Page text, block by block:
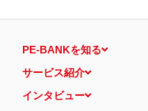
PE-BANKを知る
サービス紹介
インタビュー